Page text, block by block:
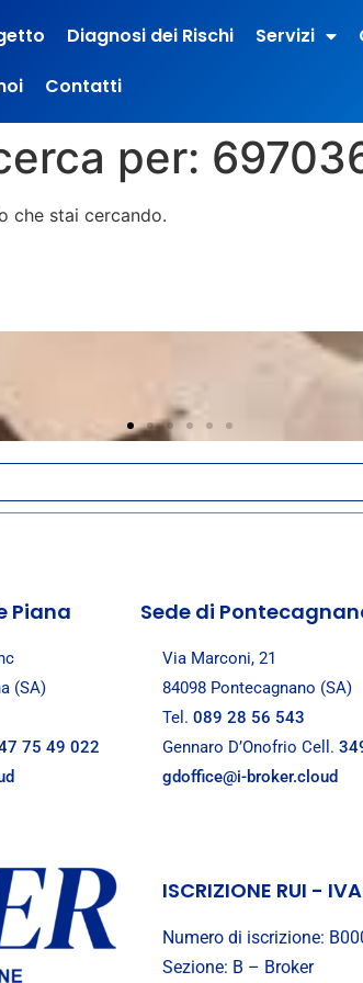
Diagnosi dei Rischi Servizi
Contatti
per:
che stai cercando.
Piana
(SA)
75 49 022
Sede di
Via Marconi, 21
84098 Pontecagnano (SA)
Tel.089 28 56 543
Gennaro D’Onofrio Cell.
gdoffice@i-broker.cloud
ISCRIZIONE RUI -
Numero di iscrizione:
Sezione: B – Broker